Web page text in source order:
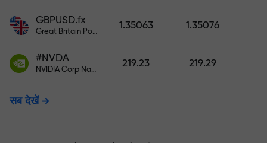
GBPUSD.fx
Great Britain Pound vs US Dollar
1.35063 1.35076
#NVDA
NVIDIA Corp Nasdaq Stock Exchange (Nasdaq) USD
219.23 219.29
सब देखें